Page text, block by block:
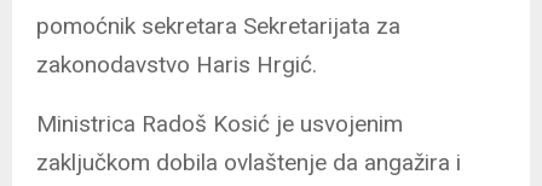
pomoćnik sekretara Sekretarijata za
zakonodavstvo Haris Hrgić.
Ministrica Radoš Kosić je usvojenim
zaključkom dobila ovlaštenje da angažira i